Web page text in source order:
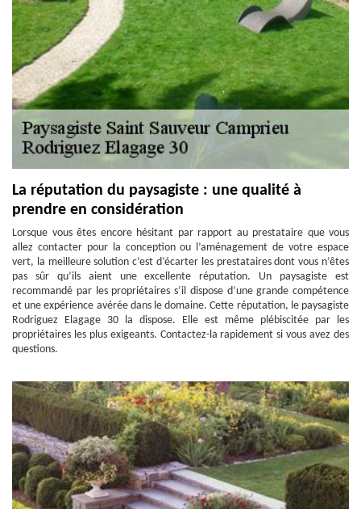
La réputation du paysagiste : une qualité à
prendre en considération
Lorsque vous êtes encore hésitant par rapport au prestataire que vous
allez contacter pour la conception ou l’aménagement de votre espace
vert, la meilleure solution c’est d’écarter les prestataires dont vous n’êtes
pas sûr qu’ils aient une excellente réputation. Un paysagiste est
recommandé par les propriétaires s’il dispose d’une grande compétence
et une expérience avérée dans le domaine. Cette réputation, le paysagiste
Rodriguez Elagage 30 la dispose. Elle est même plébiscitée par les
propriétaires les plus exigeants. Contactez-la rapidement si vous avez des
questions.